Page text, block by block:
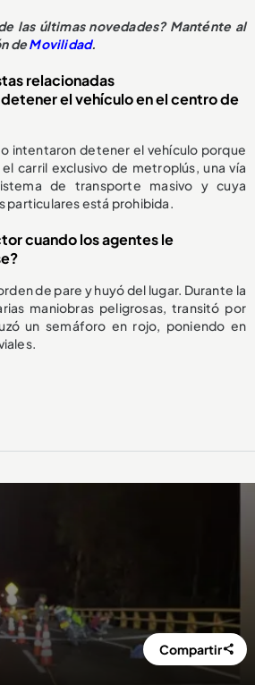
las últimas novedades? Manténte al
deMovilidad.
relacionadas
el vehículo en el centro de
intentaron detener el vehículo porque
carril exclusivo de metroplús, una vía
de transporte masivo y cuya
particulares está prohibida.
cuando los agentes le
de pare y huyó del lugar. Durante la
maniobras peligrosas, transitó por
un semáforo en rojo, poniendo en
Compartir